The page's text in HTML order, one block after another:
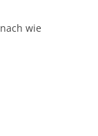
wie